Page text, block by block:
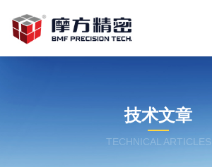
技术文章
TECHNICAL ARTICLES